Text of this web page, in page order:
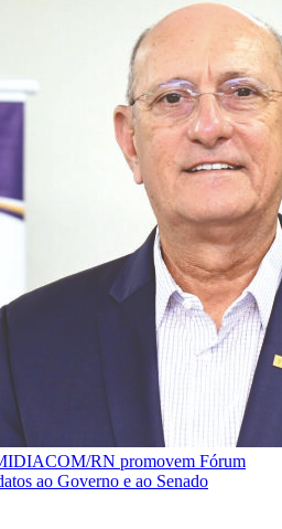
RN promovem Fórum
ao Governo e ao Senado